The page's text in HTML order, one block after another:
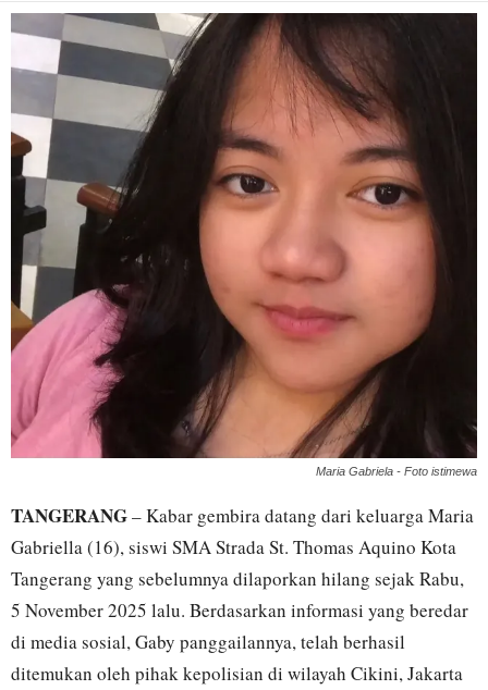
Maria Gabriela - Foto istimewa
TANGERANG– Kabar gembira datang dari keluarga Maria
Gabriella (16), siswi SMA Strada St. Thomas Aquino Kota
Tangerang yang sebelumnya dilaporkan hilang sejak Rabu,
5 November 2025 lalu. Berdasarkan informasi yang beredar
di media sosial, Gaby panggailannya, telah berhasil
ditemukan oleh pihak kepolisian di wilayah Cikini, Jakarta